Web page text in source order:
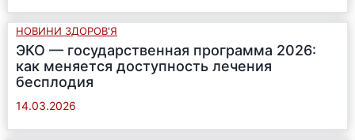
НОВИНИ ЗДОРОВ'Я
ЭКО — государственная программа 2026:
как меняется доступность лечения
бесплодия
14.03.2026